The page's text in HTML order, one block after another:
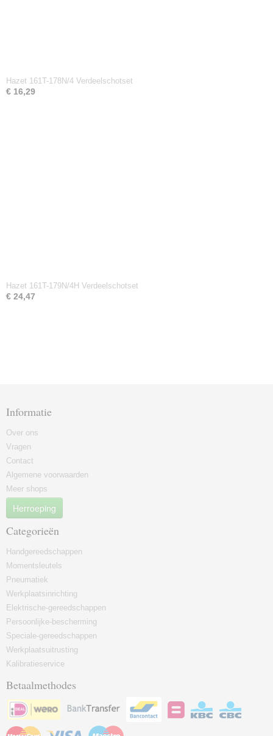
Hazet 161T-178N/4 Verdeelschotset
€ 16,29
Hazet 161T-179N/4H Verdeelschotset
€ 24,47
Informatie
Over ons
Vragen
Contact
Algemene voorwaarden
Meer shops
Herroeping
Categorieën
Handgereedschappen
Momentsleutels
Pneumatiek
Werkplaatsinrichting
Elektrische-gereedschappen
Persoonlijke-bescherming
Speciale-gereedschappen
Werkplaatsuitrusting
Kalibratieservice
Betaalmethodes